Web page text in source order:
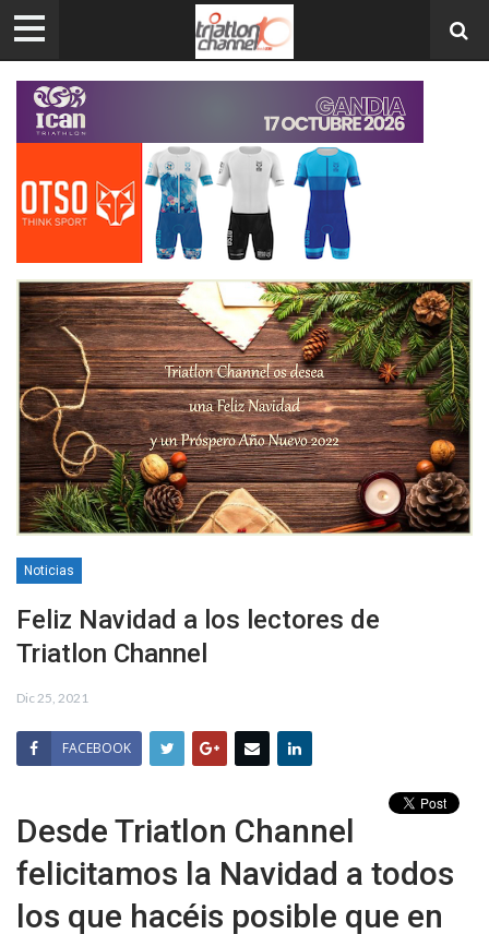
Noticias
Feliz Navidad a los lectores de
Triatlon Channel
Dic 25, 2021
FACEBOOK
Desde Triatlon Channel
felicitamos la Navidad a todos
los que hacéis posible que en